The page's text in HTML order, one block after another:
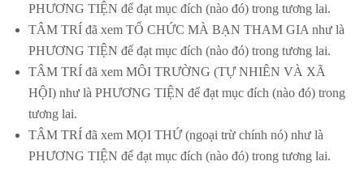
PHƯƠNG TIỆN để đạt mục đích (nào đó) trong tương lai.
TÂM TRÍ đã xem TỔ CHỨC MÀ BẠN THAM GIA như là
PHƯƠNG TIỆN để đạt mục đích (nào đó) trong tương lai.
TÂM TRÍ đã xem MÔI TRƯỜNG (TỰ NHIÊN VÀ XÃ
HỘI) như là PHƯƠNG TIỆN để đạt mục đích (nào đó) trong
tương lai.
TÂM TRÍ đã xem MỌI THỨ (ngoại trừ chính nó) như là
PHƯƠNG TIỆN để đạt mục đích (nào đó) trong tương lai.